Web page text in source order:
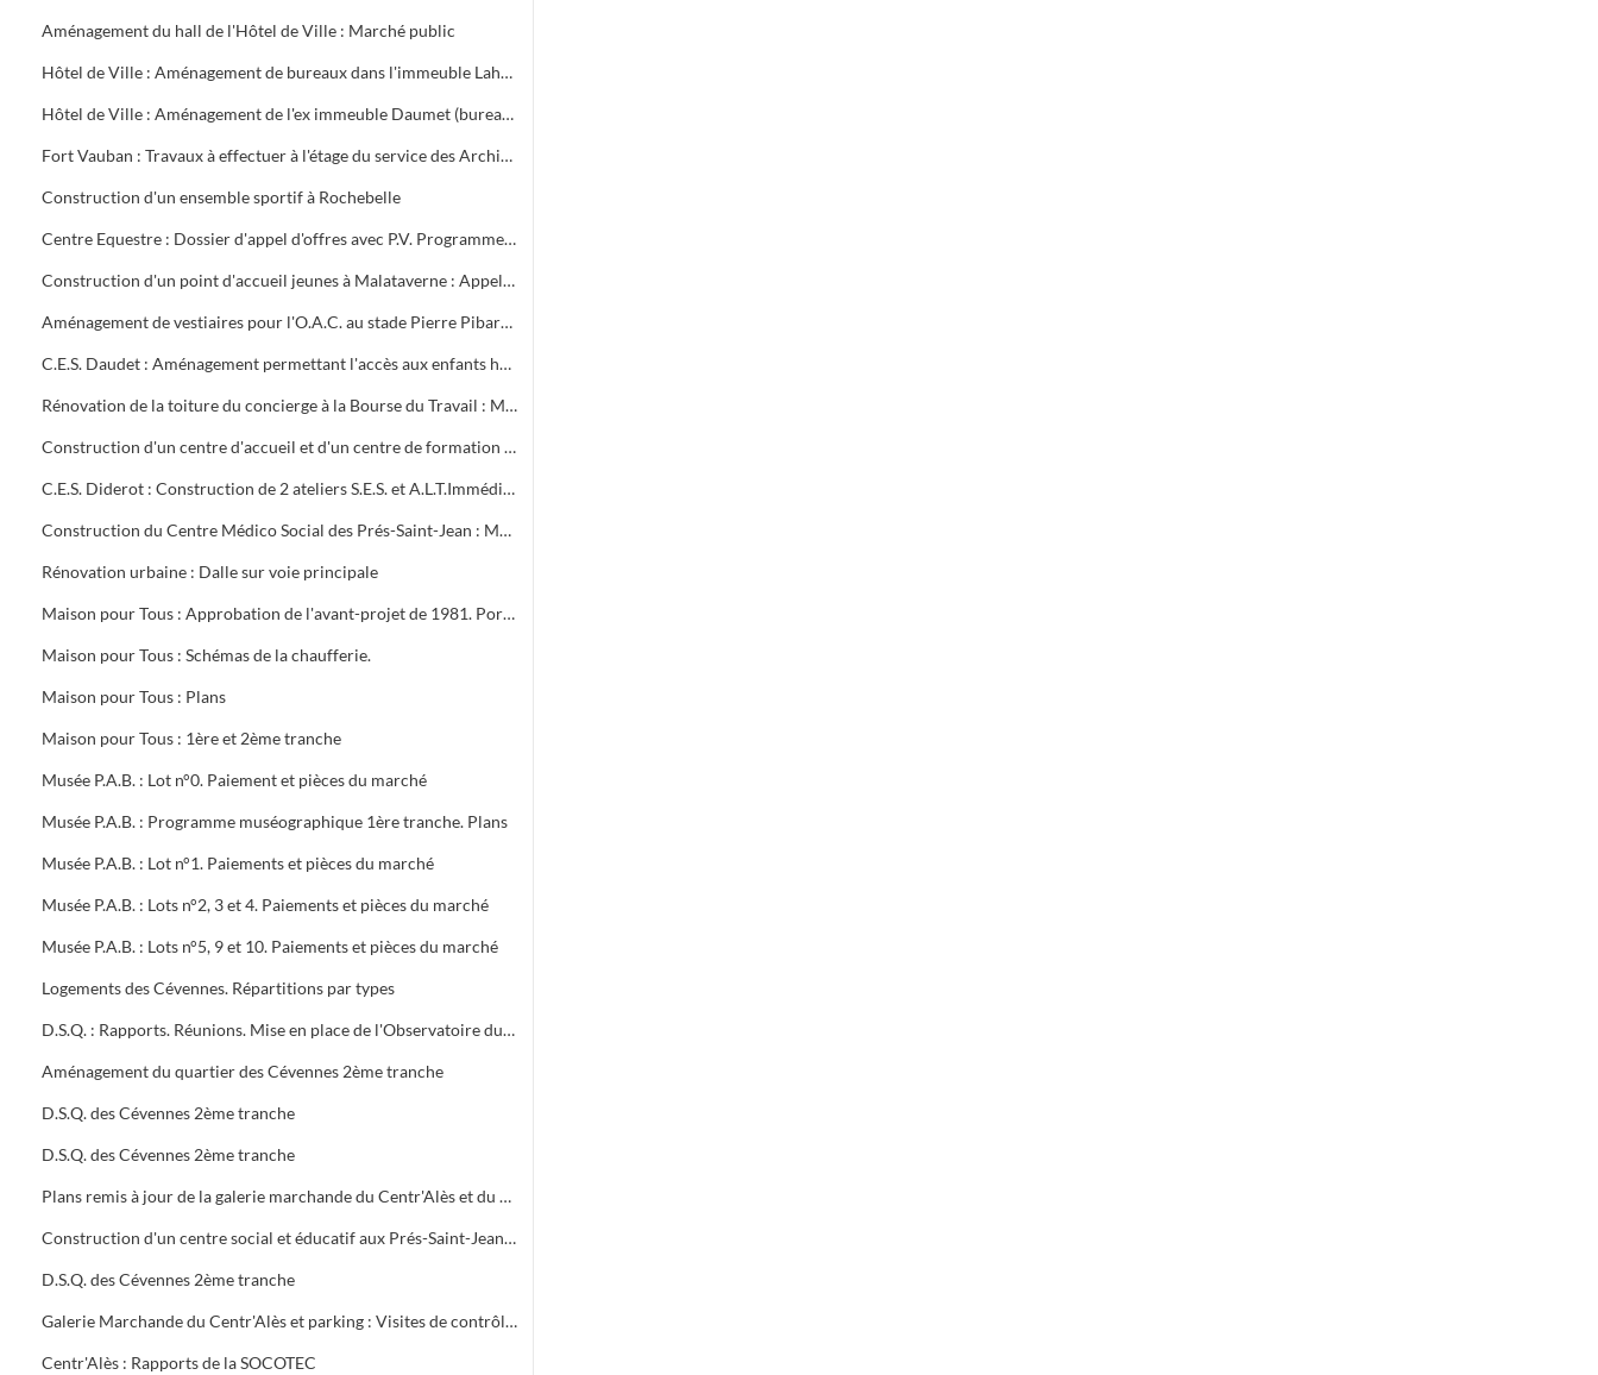
Aménagement du hall de l'Hôtel de Ville : Marché public
Hôtel de Ville : Aménagement de bureaux dans l'immeuble Lahondès (3 tranches) : Marché public
Hôtel de Ville : Aménagement de l'ex immeuble Daumet (bureaux du 2ème étage Informatique, cave escalier) : Marché public
Fort Vauban : Travaux à effectuer à l'étage du service des Archives. Liste du mobilier à acheter. Installation du Fonds Ancien de la Bibliothèque
Construction d'un ensemble sportif à Rochebelle
Centre Equestre : Dossier d'appel d'offres avec P.V. Programme du concours. Réunions de chantier
Construction d'un point d'accueil jeunes à Malataverne : Appel d'offres
Aménagement de vestiaires pour l'O.A.C. au stade Pierre Pibarot : Estimatif
C.E.S. Daudet : Aménagement permettant l'accès aux enfants handicapés. Projet et marché public
Rénovation de la toiture du concierge à la Bourse du Travail : Marché public
Construction d'un centre d'accueil et d'un centre de formation pour l'O.A.C. Programme
C.E.S. Diderot : Construction de 2 ateliers S.E.S. et A.L.T.Immédiate. Marché public
Construction du Centre Médico Social des Prés-Saint-Jean : Marché public
Rénovation urbaine : Dalle sur voie principale
Maison pour Tous : Approbation de l'avant-projet de 1981. Portrait de Louis Aragon " un éternel printemps ". Calque de l'aménagement intérieur
Maison pour Tous : Schémas de la chaufferie.
Maison pour Tous : Plans
Maison pour Tous : 1ère et 2ème tranche
Musée P.A.B. : Lot n°0. Paiement et pièces du marché
Musée P.A.B. : Programme muséographique 1ère tranche. Plans
Musée P.A.B. : Lot n°1. Paiements et pièces du marché
Musée P.A.B. : Lots n°2, 3 et 4. Paiements et pièces du marché
Musée P.A.B. : Lots n°5, 9 et 10. Paiements et pièces du marché
Logements des Cévennes. Répartitions par types
D.S.Q. : Rapports. Réunions. Mise en place de l'Observatoire du logement du plan local de l'habitat
Aménagement du quartier des Cévennes 2ème tranche
D.S.Q. des Cévennes 2ème tranche
D.S.Q. des Cévennes 2ème tranche
Plans remis à jour de la galerie marchande du Centr'Alès et du parking
Construction d'un centre social et éducatif aux Prés-Saint-Jean Maison du Moulinet : Marché public (2ème tranche)
D.S.Q. des Cévennes 2ème tranche
Galerie Marchande du Centr'Alès et parking : Visites de contrôle de la commission de sécurité
Centr'Alès : Rapports de la SOCOTEC